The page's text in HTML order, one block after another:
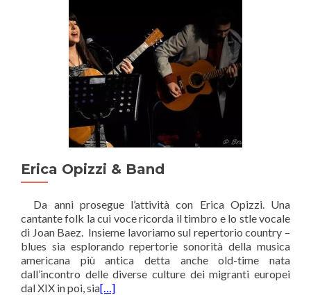
Erica Opizzi & Band
Da anni prosegue l’attività con Erica Opizzi. Una
cantante folk la cui voce ricorda il timbro e lo stle vocale
di Joan Baez. Insieme lavoriamo sul repertorio country –
blues sia esplorando repertorie sonorità della musica
americana più antica detta anche old-time nata
dall’incontro delle diverse culture dei migranti europei
dal XIX in poi, sia[…]